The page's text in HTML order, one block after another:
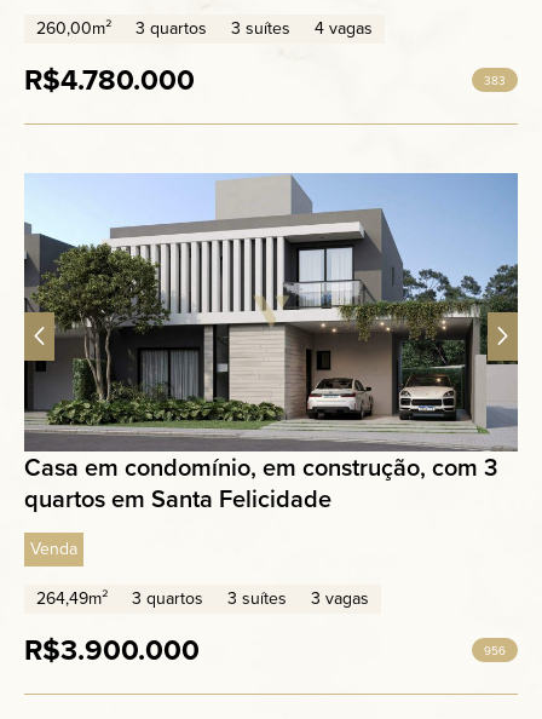
260,00m²
3 quartos 3 suítes 4 vagas
R$4.780.000 383
Casa em condomínio, em construção, com 3
quartos em Santa Felicidade
Venda
264,49m²
3 quartos 3 suítes 3 vagas
R$3.900.000 956